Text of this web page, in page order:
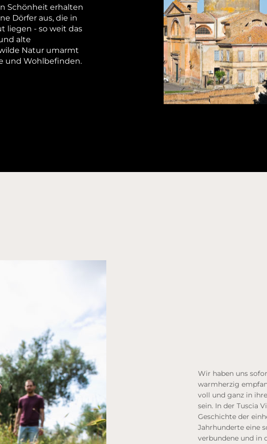
Schönheit erhalten
Dörfer aus, die in
liegen - so weit das
alte
Natur umarmt
und Wohlbefinden.
Wir haben uns
warmherzig
voll und ganz in
sein. In der Tuscia
Geschichte der
Jahrhunderte eine
verbundene und in